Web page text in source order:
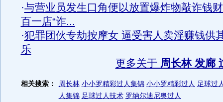
·与营业员发生口角便以放置爆炸物敲诈钱
百一店“诈...
·犯罪团伙专劫按摩女 逼受害人卖淫赚钱供
乐
更多关于 周长林 发廊
相关搜索： 周长林 小小罗精彩过人集锦 小小罗精彩过人 足球过
人集锦 足球过人技术 罗纳尔迪尼奥过人